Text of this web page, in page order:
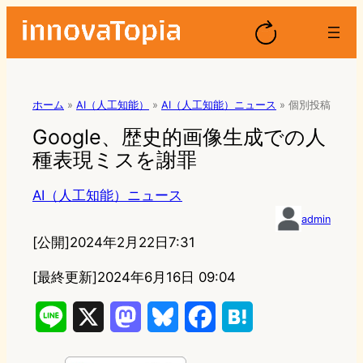
ホーム » AI（人工知能） » AI（人工知能）ニュース » 個別投稿
Google、歴史的画像生成での人
種表現ミスを謝罪
AI（人工知能）ニュース
admin
[公開]2024年2月22日7:31
[最終更新]2024年6月16日 09:04